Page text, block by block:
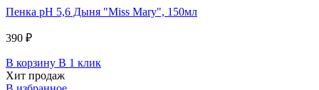
Пенка pH 5,6 Дыня "Miss Mary", 150мл
390 ₽
В корзину В 1 клик
Хит продаж